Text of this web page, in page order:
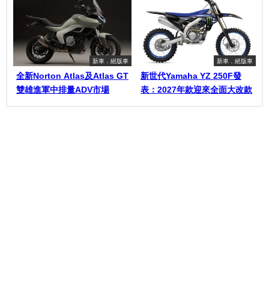
新車．絕版車
全新Norton Atlas及Atlas GT
雙雄進軍中排量ADV市場
新車．絕版車
新世代Yamaha YZ 250F發
表：2027年款迎來全面大改款